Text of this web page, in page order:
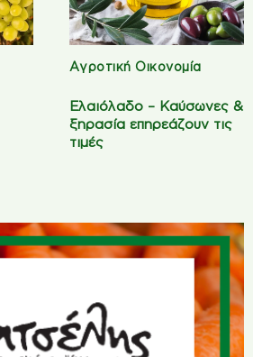
Αγροτική Οικονομία
Ελαιόλαδο – Καύσωνες &
ξηρασία επηρεάζουν τις
τιμές